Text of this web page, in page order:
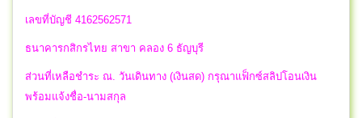
เลขที่บัญชี 4162562571
ธนาคารกสิกรไทย สาขา คลอง 6 ธัญบุรี
ส่วนที่เหลือชำระ ณ. วันเดินทาง (เงินสด) กรุณาแฟ็กซ์สลิปโอนเงิน
พร้อมแจ้งชื่อ-นามสกุล